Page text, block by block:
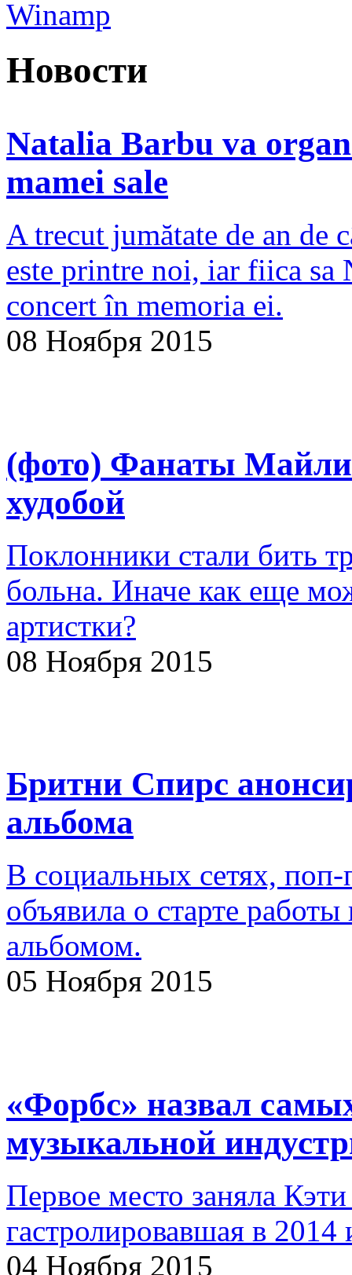
Новости
Natalia Barbu va
mamei sale
A trecut jumătate de an de
este printre noi, iar fiica sa
concert în memoria ei.
08 Ноября 2015
(фото) Фанаты Майли
худобой
Поклонники стали бить
больна. Иначе как еще
артистки?
08 Ноября 2015
Бритни Спирс
альбома
В социальных сетях, поп-
объявила о старте
альбомом.
05 Ноября 2015
«Форбс» назвал
музыкальной
Первое место заняла
гастролировавшая в 2014
04 Ноября 2015